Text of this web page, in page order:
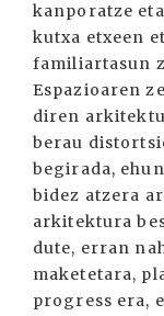
kanporatze
kutxa etxeen
familiartasun
Espazioaren
diren
berau
begirada,
bidez atzera
arkitektura
dute, erran
maketetara,
progress era,